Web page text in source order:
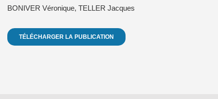
BONIVER Véronique, TELLER Jacques
TÉLÉCHARGER LA PUBLICATION